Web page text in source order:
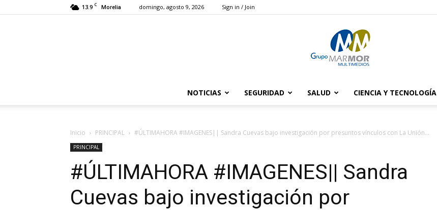
13.9 C Morelia domingo, agosto 9, 2026 Sign in / Join
Marmor
NOTICIAS SEGURIDAD SALUD CIENCIA Y TECNOLOGÍA
Inicio PRINCIPAL #ÚLTIMAHORA #IMAGENES|| Sandra Cuevas bajo investigación por presuntos vínculos con La Unión...
PRINCIPAL
#ÚLTIMAHORA #IMAGENES|| Sandra
Cuevas bajo investigación por